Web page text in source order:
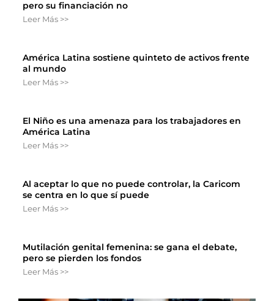
pero su financiación no
Leer Más >>
América Latina sostiene quinteto de activos frente
al mundo
Leer Más >>
El Niño es una amenaza para los trabajadores en
América Latina
Leer Más >>
Al aceptar lo que no puede controlar, la Caricom
se centra en lo que sí puede
Leer Más >>
Mutilación genital femenina: se gana el debate,
pero se pierden los fondos
Leer Más >>